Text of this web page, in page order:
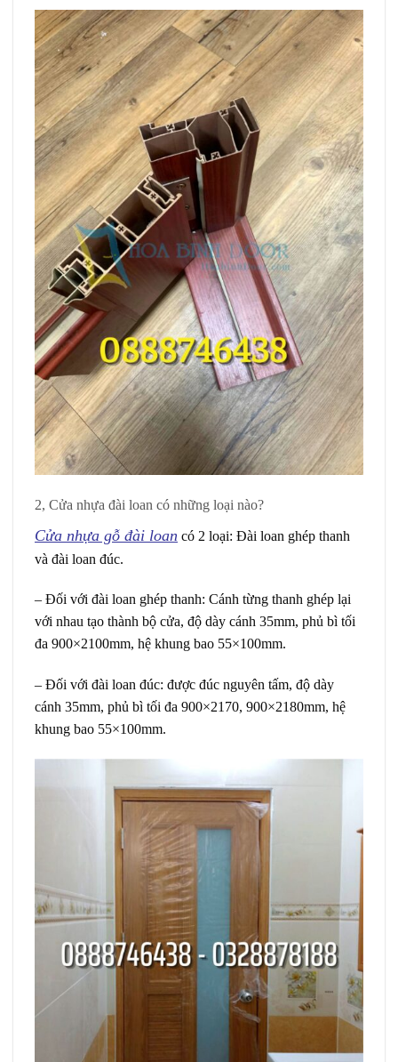
2, Cửa nhựa đài loan có những loại nào?
Cửa nhựa gỗ đài loan có 2 loại: Đài loan ghép thanh
và đài loan đúc.
– Đối với đài loan ghép thanh: Cánh từng thanh ghép lại
với nhau tạo thành bộ cửa, độ dày cánh 35mm, phủ bì tối
đa 900×2100mm, hệ khung bao 55×100mm.
– Đối với đài loan đúc: được đúc nguyên tấm, độ dày
cánh 35mm, phủ bì tối đa 900×2170, 900×2180mm, hệ
khung bao 55×100mm.